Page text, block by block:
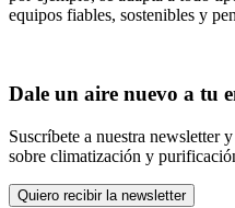
equipos fiables, sostenibles y
Dale un aire nuevo a tu
Suscríbete a nuestra newsletter
sobre climatización y
Quiero recibir la newsletter